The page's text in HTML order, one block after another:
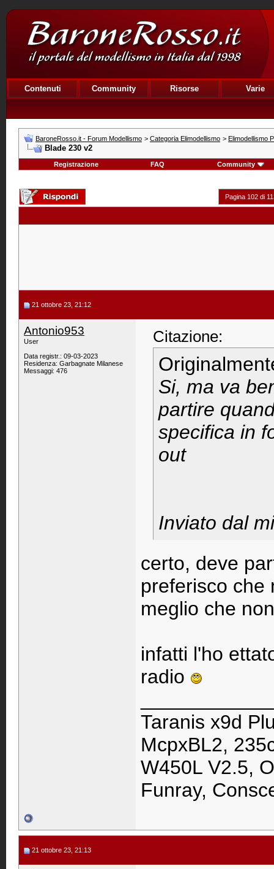
Contenuti Community Risorse Varie
BaroneRosso.it - Forum Modellismo > Categoria Elimodellismo > Elimodellismo
Blade 230 v2
Registrazione FAQ Community
Pagina 102 di
21 ottobre 23, 21:12
Antonio953
User
Data registr.: 09-03-2023
Residenza: Garbagnate Milanese
Messaggi: 476
Citazione:
Si, ma va
partire
specifica in
out
Inviato dal
certo, deve
preferisco che
meglio che
infatti l'ho
radio
Taranis x9d
McpxBL2,
W450L V2.5,
Funray,
21 ottobre 23, 21:13